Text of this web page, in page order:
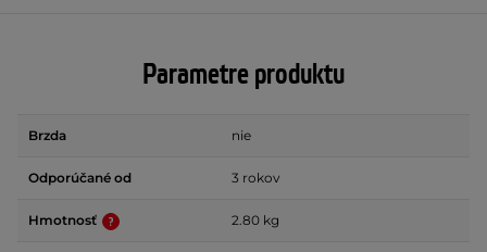
Parametre produktu
Brzda nie
Odporúčané od 3 rokov
Hmotnosť 2.80 kg